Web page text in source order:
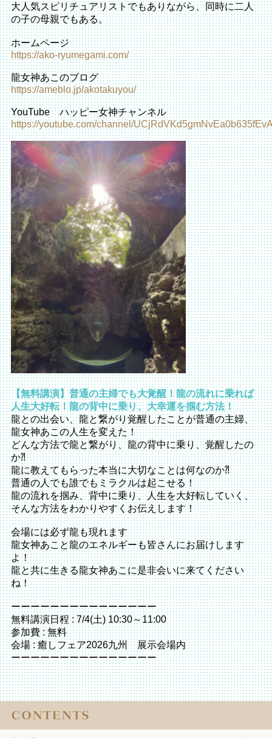
大人気スピリチュアリストでもありながら、同時に二人
の子の母親でもある。
ホームページ
https://ako-ryumegami.com/
龍女神あこのブログ
https://ameblo.jp/akotakuyou/
YouTube ハッピー女神チャンネル
https://youtube.com/channel/
【無料講演】普通の主婦でも大覚醒！龍の流れに乗れば
人生大好転！龍の背中に乗り、大幸運を掴む方法！
龍との出会い、龍と繋がり覚醒したことが普通の主婦、
龍女神あこの人生を変えた！
どんな方法で龍と繋がり、龍の背中に乗り、覚醒したの
か⁈
龍に教えてもらった本当に大切なことは何なのか⁈
普通の人でも誰でもミラクルは起こせる！
龍の流れを掴み、背中に乗り、人生を大好転していく、
そんな方法をわかりやすくお伝えします！
会場には必ず龍も現れます
龍女神あこと龍のエネルギーも皆さんにお届けします
よ！
龍と共に生きる龍女神あこに是非会いに来てください
ね！
ーーーーーーーーーーーーーーー
無料講演日程 : 7/4(土) 10:30～11:00
参加費 : 無料
会場 : 癒しフェア2026九州 展示会場内
ーーーーーーーーーーーーーーー